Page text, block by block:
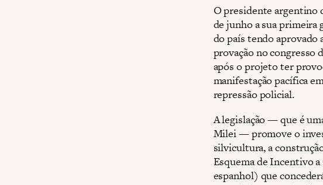
O presidente argentino
de junho a sua primeira
do país tendo aprovado
provação no congresso
após o projeto ter
manifestação pacífica
repressão policial.
A legislação — que é
Milei — promove o
silvicultura, a
Esquema de Incentivo
espanhol) que